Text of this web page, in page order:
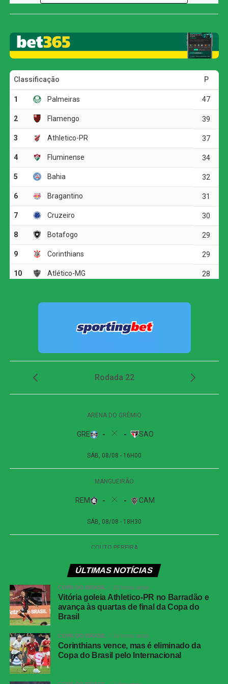
temporada memorável com duas grandes conquistas.
Anteriormente, a equipe comandada pelo técnico Enzo
Maresca já havia levantado o troféu da Liga Conferência
da Uefa, consolidando um ano de sucesso. Para o PSG,
o resultado representou o fim do sonho de uma quadrupla
coroa, encerrando a temporada com as taças do
Campeonato Francês, Copa da França e Liga dos
Campeões.
A trajetória do Chelsea na Copa do Mundo de Clubes foi
marcada por uma campanha robusta, com seis vitórias
em sete jogos. O único revés aconteceu na fase de
grupos, quando os ingleses foram superados pelo
Flamengo por 3 a 1. Na fase de mata-mata, o caminho
para a glória passou por vitórias contra Palmeiras (2 a 1
nas quartas de final) e Fluminense (2 a 0 na semifinal).
O Paris Saint-Germain, por sua vez, registrou cinco
triunfos e duas derrotas no torneio, sendo a primeira
delas para o Botafogo, que venceu os franceses por 1 a 0
ainda na fase de grupos.
O Chelsea iniciou o jogo de forma avassaladora,
pressionando o PSG desde os primeiros minutos. Logo
A persistência do jovem meia inglês foi recompensada
bola para Gusto, o lateral invadiu a área e teve sua
finalização bloqueada por Beraldo. No rebote, Palmer
demonstrou frieza, dominou, ajeitou para a perna
esquerda e acertou um chute preciso no canto, sem
marcador em uma jogada quase idêntica. Palmer,
e, com a mesma calma, chutou no mesmo canto,
celebrando seu segundo gol na partida.
papel de garçom, desferindo um passe magistral para
João Pedro. O atacante brasileiro saiu cara a cara com o
goleiro italiano e, com uma cavadinha sutil, marcou o
terceiro gol dos Blues, sacramentando uma primeira
etapa impecável.
Segundo tempo
Na volta para o segundo tempo, o Paris Saint-Germain
ÚLTIMAS NOTÍCIAS
COPA DO BRASIL 15 horas atrás
Vitória goleia Athletico-PR no Barradão e
avança às quartas de final da Copa do
Brasil
COPA DO BRASIL 16 horas atrás
Corinthians vence, mas é eliminado da
Copa do Brasil pelo Internacional